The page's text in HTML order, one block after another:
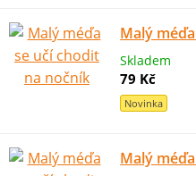
Malý
Skladem
79 Kč
Novinka
Malý